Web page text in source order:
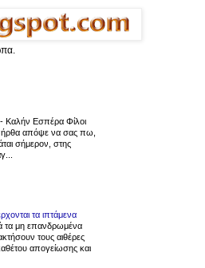
- Καλήν Εσπέρα Φίλοι
ήρθα απόψε να σας πω,
σήμερον, στης
τα ιπτάμενα
τα μη επανδρωμένα
τους αιθέρες
απογείωσης και